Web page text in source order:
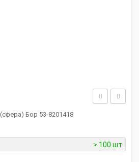
Бор 53-8201418
> 100 шт.